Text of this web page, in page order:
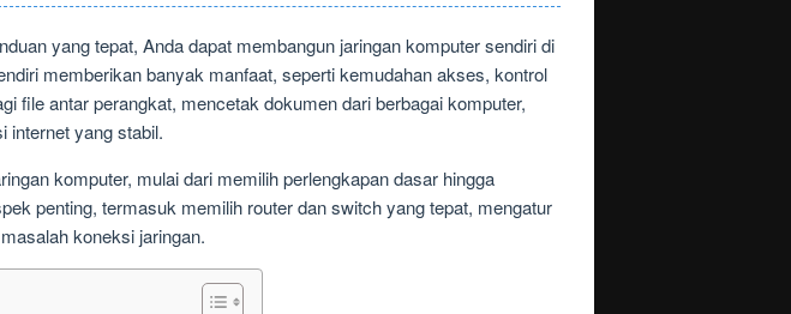
yang tepat, Anda dapat membangun jaringan komputer sendiri di
memberikan banyak manfaat, seperti kemudahan akses, kontrol
file antar perangkat, mencetak dokumen dari berbagai komputer,
internet yang stabil.
komputer, mulai dari memilih perlengkapan dasar hingga
penting, termasuk memilih router dan switch yang tepat, mengatur
koneksi jaringan.